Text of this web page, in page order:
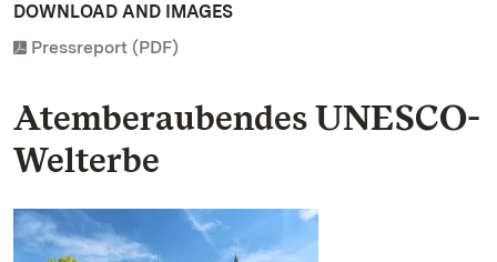
DOWNLOAD AND IMAGES
Pressreport (PDF)
Atemberaubendes UNESCO-
Welterbe